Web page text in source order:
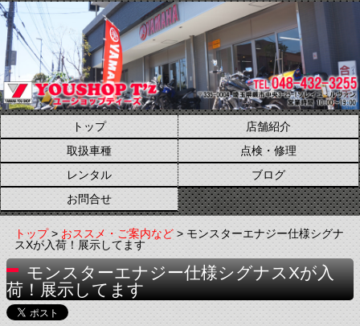
トップ
店舗紹介
取扱車種
点検・修理
レンタル
ブログ
お問合せ
トップ>おススメ・ご案内など> モンスターエナジー仕様シグナ
スXが入荷！展示してます
モンスターエナジー仕様シグナスXが入
荷！展示してます